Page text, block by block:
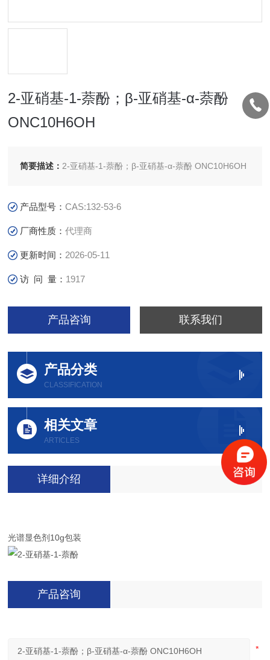
2-亚硝基-1-萘酚；β-亚硝基-α-萘酚
ONC10H6OH
简要描述： 2-亚硝基-1-萘酚；β-亚硝基-α-萘酚 ONC10H6OH
产品型号：CAS:132-53-6
厂商性质：代理商
更新时间： 2026-05-11
访 问 量： 1917
产品咨询 联系我们
产品分类
CLASSIFICATION
相关文章
ARTICLES
详细介绍
光谱显色剂10g包装
产品咨询